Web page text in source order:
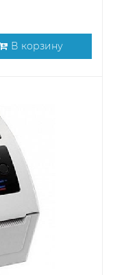
В корзину